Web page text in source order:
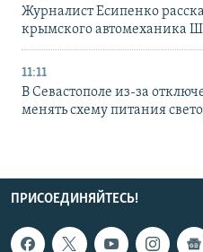
Журналист Есипенко
крымского автомеханика
11:11
В Севастополе из-за
менять схему питания
ПРИСОЕДИНЯЙТЕСЬ!